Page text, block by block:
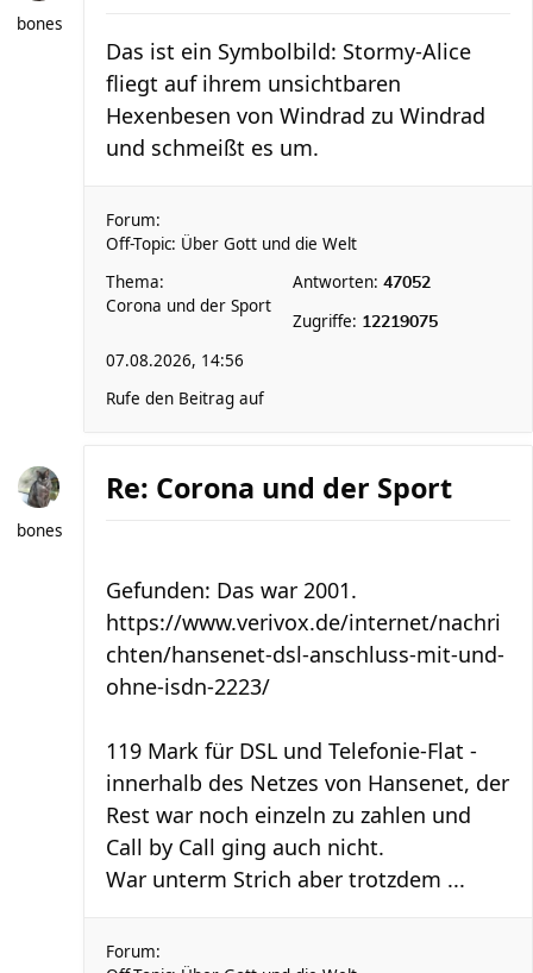
bones
Das ist ein Symbolbild: Stormy-Alice
fliegt auf ihrem unsichtbaren
Hexenbesen von Windrad zu Windrad
und schmeißt es um.
Forum:
Off-Topic: Über Gott und die Welt
Thema:
Corona und der Sport
Antworten: 47052
Zugriffe: 12219075
07.08.2026, 14:56
Rufe den Beitrag auf
bones
Re: Corona und der Sport
Gefunden: Das war 2001.
https://www.verivox.de/internet/nachri
chten/hansenet-dsl-anschluss-mit-und-
ohne-isdn-2223/
119 Mark für DSL und Telefonie-Flat -
innerhalb des Netzes von Hansenet, der
Rest war noch einzeln zu zahlen und
Call by Call ging auch nicht.
War unterm Strich aber trotzdem ...
Forum: